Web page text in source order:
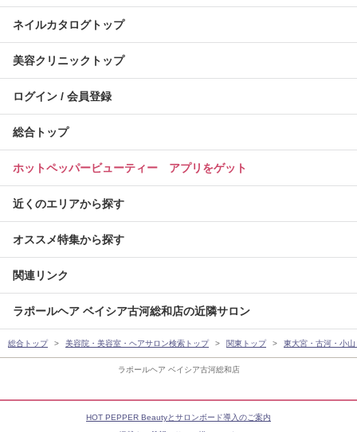
ラポールヘア ベイシア古河総和店
ネイルカタログトップ
美容クリニックトップ
ログイン / 会員登録
総合トップ
ホットペッパービューティー アプリをゲット
近くのエリアから探す
オススメ特集から探す
関連リンク
ラポールヘア ベイシア古河総和店の近隣サロン
総合トップ 美容院・美容室・ヘアサロン検索トップ 関東トップ 東大宮・古河・小山
HOT PEPPER Beautyとサロンボード導入のご案内